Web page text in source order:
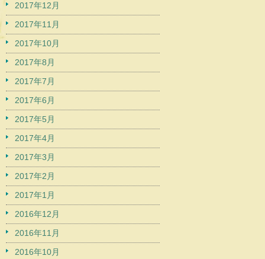
2017年12月
2017年11月
2017年10月
2017年8月
2017年7月
2017年6月
2017年5月
2017年4月
2017年3月
2017年2月
2017年1月
2016年12月
2016年11月
2016年10月